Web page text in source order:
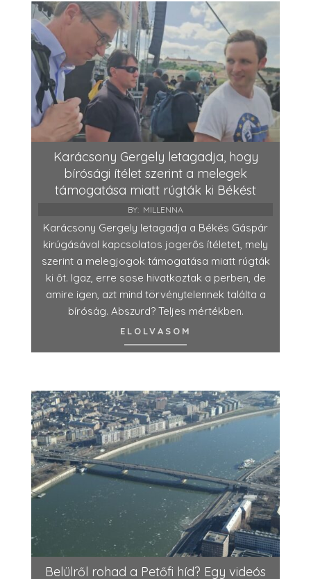
Karácsony Gergely letagadja, hogy
bírósági ítélet szerint a melegek
támogatása miatt rúgták ki Békést
BY: MILLENNA
Karácsony Gergely letagadja a Békés Gáspár
kirúgásával kapcsolatos jogerős ítéletet, mely
szerint a melegjogok támogatása miatt rúgták
ki őt. Igaz, erre sose hivatkoztak a perben, de
amire igen, azt mind törvénytelennek találta a
bíróság. Abszurd? Teljes mértékben.
ELOLVASOM
Belülről rohad a Petőfi híd? Egy videós